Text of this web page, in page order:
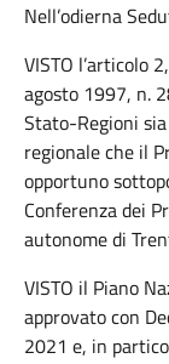
Nell’odierna
VISTO l’articolo
agosto 1997, n.
Stato-Regioni
regionale che il
opportuno
Conferenza dei
autonome di
VISTO il Piano
approvato con
2021 e, in